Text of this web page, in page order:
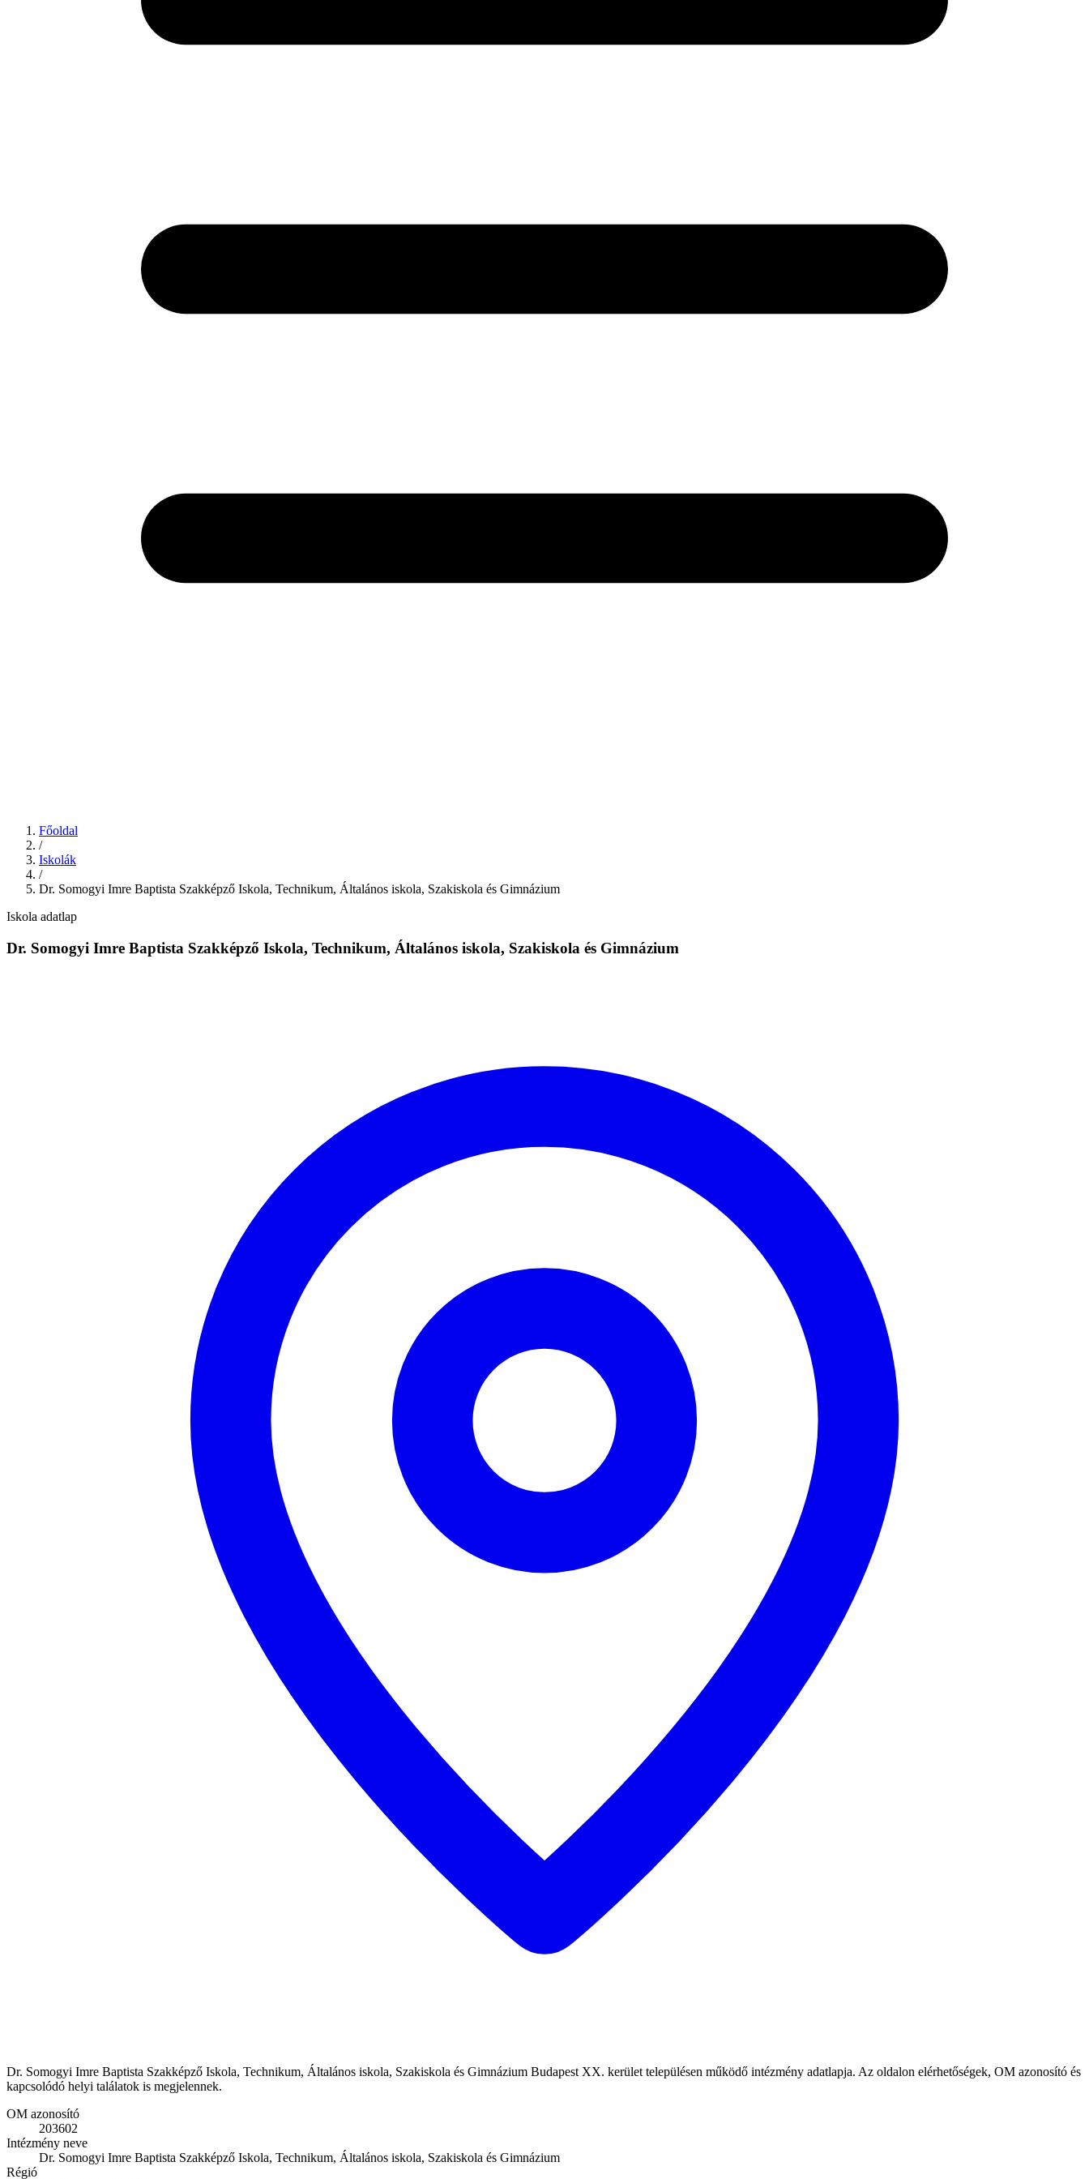
Főoldal
/
Iskolák
/
Dr. Somogyi Imre Baptista Szakképző Iskola, Technikum, Általános iskola, Szakiskola és Gimnázium
Iskola adatlap
Dr. Somogyi Imre Baptista Szakképző Iskola, Technikum, Általános iskola, Szakiskola és Gimnázium
Dr. Somogyi Imre Baptista Szakképző Iskola, Technikum, Általános iskola, Szakiskola és Gimnázium Budapest XX. kerület településen működő intézmény adatlapja. Az oldalon elérhetőségek, OM azonosító és
kapcsolódó helyi találatok is megjelennek.
OM azonosító
203602
Intézmény neve
Dr. Somogyi Imre Baptista Szakképző Iskola, Technikum, Általános iskola, Szakiskola és Gimnázium
Régió